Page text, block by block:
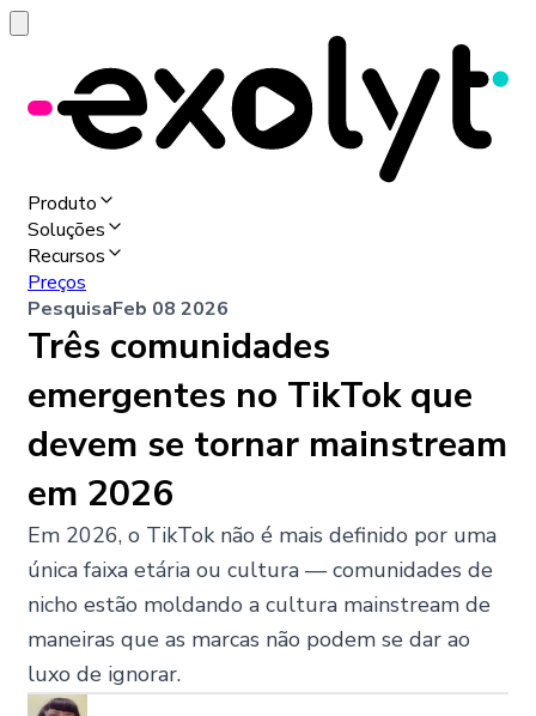
Produto
Soluções
Recursos
Preços
PesquisaFeb 08 2026
Três comunidades
emergentes no TikTok que
devem se tornar mainstream
em 2026
Em 2026, o TikTok não é mais definido por uma
única faixa etária ou cultura — comunidades de
nicho estão moldando a cultura mainstream de
maneiras que as marcas não podem se dar ao
luxo de ignorar.